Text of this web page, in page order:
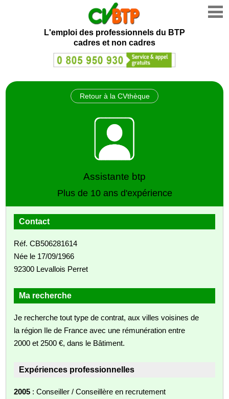
L'emploi des professionnels du BTP
cadres et non cadres
Retour à la CVthèque
Assistante btp
Plus de 10 ans d'expérience
Contact
Réf. CB506281614
Née le 17/09/1966
92300 Levallois Perret
Ma recherche
Je recherche tout type de contrat, aux villes voisines de
la région Ile de France avec une rémunération entre
2000 et 2500 €, dans le Bâtiment.
Expériences professionnelles
2005 : Conseiller / Conseillère en recrutement